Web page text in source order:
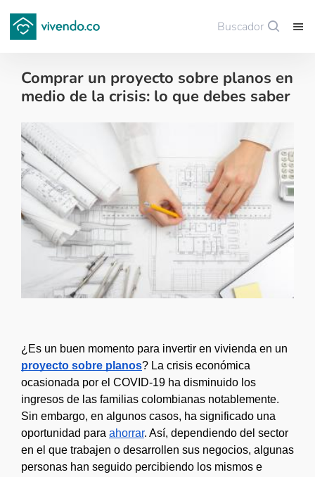
Buscador
Comprar un proyecto sobre planos en
medio de la crisis: lo que debes saber
Noticias de finca raíz - 2020-06-17
proyecto sobre planos? La crisis económica
ocasionada por el COVID-19 ha disminuido los
ingresos de las familias colombianas notablemente.
Sin embargo, en algunos casos, ha significado una
oportunidad para ahorrar. Así, dependiendo del sector
en el que trabajen o desarrollen sus negocios, algunas
personas han seguido percibiendo los mismos e
Guardar